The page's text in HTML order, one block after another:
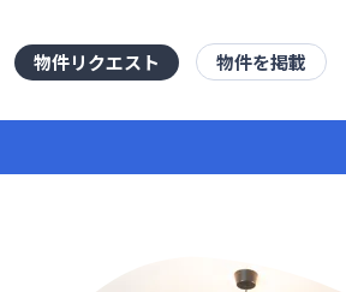
物件リクエスト 物件を掲載